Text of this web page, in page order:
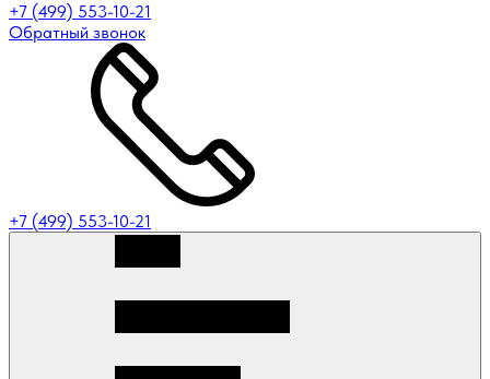
+7 (499) 553-10-21
Обратный звонок
+7 (499) 553-10-21